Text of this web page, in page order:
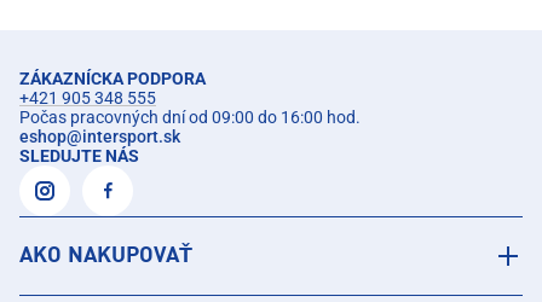
ZÁKAZNÍCKA PODPORA
+421 905 348 555
Počas pracovných dní od 09:00 do 16:00 hod.
eshop@intersport.sk
SLEDUJTE NÁS
AKO NAKUPOVAŤ